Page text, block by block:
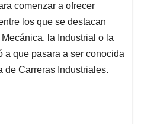
comenzar a ofrecer
los que se destacan
la Industrial o la
a que pasara a ser conocida
de Carreras Industriales.